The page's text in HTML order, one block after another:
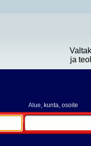
ja
Alue, kunta, osoite